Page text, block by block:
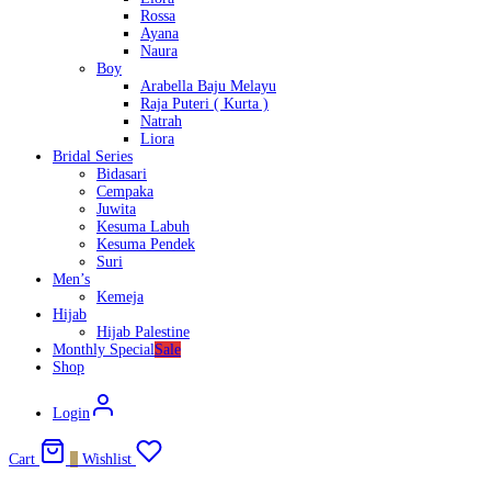
Rossa
Ayana
Naura
Boy
Arabella Baju Melayu
Raja Puteri ( Kurta )
Natrah
Liora
Bridal Series
Bidasari
Cempaka
Juwita
Kesuma Labuh
Kesuma Pendek
Suri
Men’s
Kemeja
Hijab
Hijab Palestine
Monthly Special Sale
Shop
Login
Cart Wishlist